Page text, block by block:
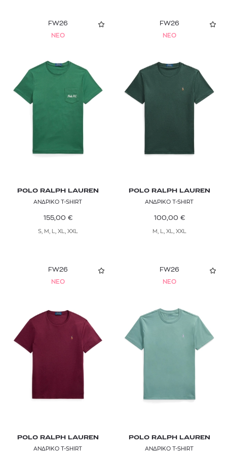
FW26
NEO
POLO RALPH LAUREN
ΑΝΔΡΙΚΟ T-SHIRT
155,00 €
S, M, L, XL, XXL
FW26
NEO
POLO RALPH LAUREN
ΑΝΔΡΙΚΟ T-SHIRT
100,00 €
M, L, XL, XXL
FW26
NEO
POLO RALPH LAUREN
ΑΝΔΡΙΚΟ T-SHIRT
FW26
NEO
POLO RALPH LAUREN
ΑΝΔΡΙΚΟ T-SHIRT